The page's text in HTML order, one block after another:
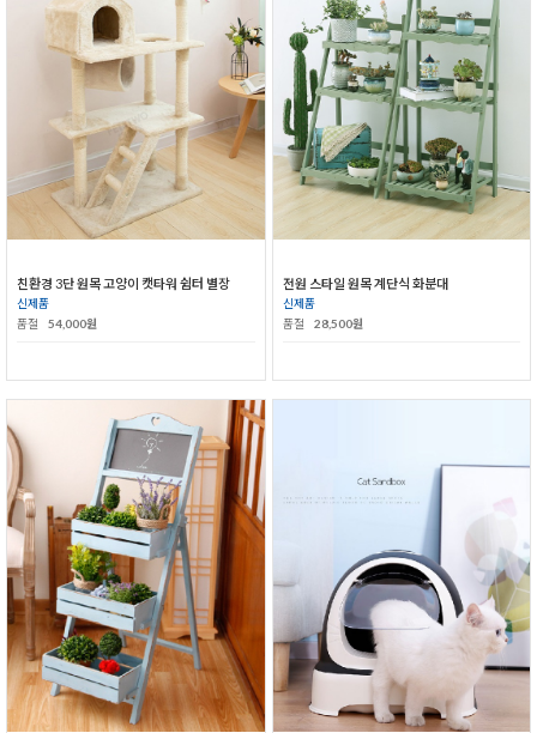
친환경 3단 원목 고양이 캣타워 쉼터 별장
신제품
품절
54,000원
전원 스타일 원목 계단식 화분대
신제품
품절
28,500원